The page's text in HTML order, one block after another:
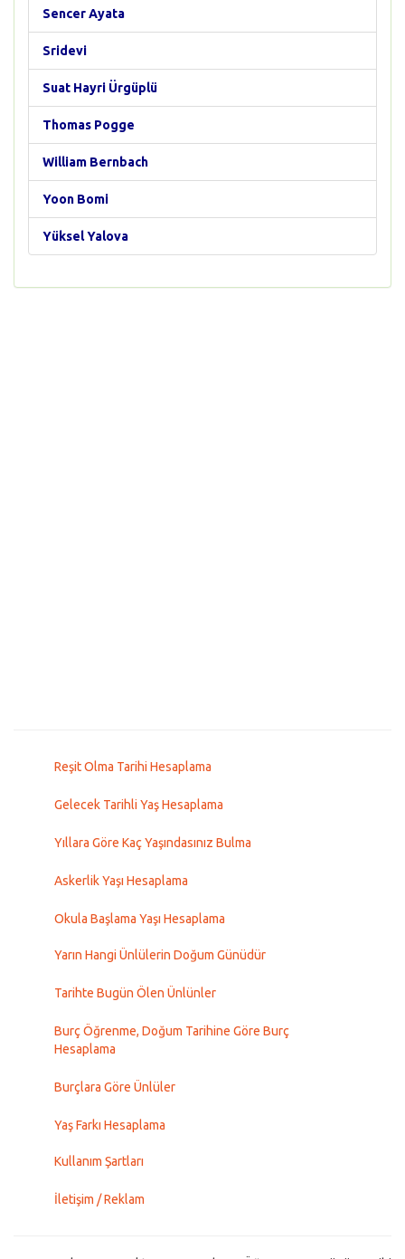
Sencer Ayata
Sridevi
Suat Hayri Ürgüplü
Thomas Pogge
William Bernbach
Yoon Bomi
Yüksel Yalova
Reşit Olma Tarihi Hesaplama
Gelecek Tarihli Yaş Hesaplama
Yıllara Göre Kaç Yaşındasınız Bulma
Askerlik Yaşı Hesaplama
Okula Başlama Yaşı Hesaplama
Yarın Hangi Ünlülerin Doğum Günüdür
Tarihte Bugün Ölen Ünlünler
Burç Öğrenme, Doğum Tarihine Göre Burç
Hesaplama
Burçlara Göre Ünlüler
Yaş Farkı Hesaplama
Kullanım Şartları
İletişim / Reklam